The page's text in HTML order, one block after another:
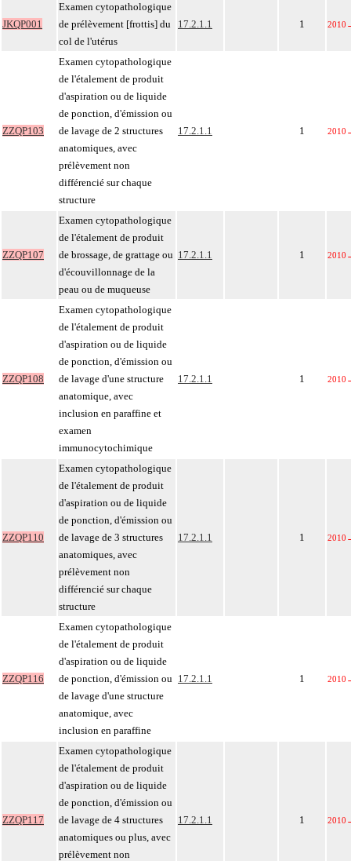
JKQP001
Examen cytopathologique
de prélèvement [frottis] du
col de l'utérus
17.2.1.1 1 2010
ZZQP103
Examen cytopathologique
de l'étalement de produit
d'aspiration ou de liquide
de ponction, d'émission ou
de lavage de 2 structures
anatomiques, avec
prélèvement non
différencié sur chaque
structure
17.2.1.1 1 2010
ZZQP107
Examen cytopathologique
de l'étalement de produit
de brossage, de grattage ou
d'écouvillonnage de la
peau ou de muqueuse
17.2.1.1 1 2010
ZZQP108
Examen cytopathologique
de l'étalement de produit
d'aspiration ou de liquide
de ponction, d'émission ou
de lavage d'une structure
anatomique, avec
inclusion en paraffine et
examen
immunocytochimique
17.2.1.1 1 2010
ZZQP110
Examen cytopathologique
de l'étalement de produit
d'aspiration ou de liquide
de ponction, d'émission ou
de lavage de 3 structures
anatomiques, avec
prélèvement non
différencié sur chaque
structure
17.2.1.1 1 2010
ZZQP116
Examen cytopathologique
de l'étalement de produit
d'aspiration ou de liquide
de ponction, d'émission ou
de lavage d'une structure
anatomique, avec
inclusion en paraffine
17.2.1.1 1 2010
ZZQP117
Examen cytopathologique
de l'étalement de produit
d'aspiration ou de liquide
de ponction, d'émission ou
de lavage de 4 structures
anatomiques ou plus, avec
prélèvement non
17.2.1.1 1 2010